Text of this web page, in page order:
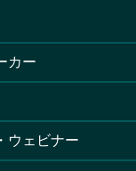
カー
ウェビナー